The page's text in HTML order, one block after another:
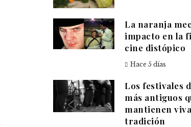
La naranja
impacto en la
cine distópico
Hace 5 días
Los festivales
más antiguos
mantienen
tradición